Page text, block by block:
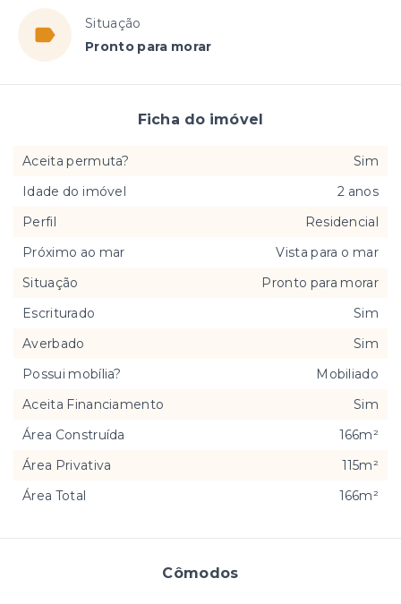
Situação
Pronto para morar
Cômodos
Ficha do imóvel
Aceita permuta?
Sim
Idade do imóvel
2 anos
Perfil
Residencial
Próximo ao mar
Vista para o mar
Situação
Pronto para morar
Escriturado
Sim
Averbado
Sim
Possui mobília?
Mobiliado
Aceita Financiamento
Sim
Área Construída
166m²
Área Privativa
115m²
Área Total
166m²